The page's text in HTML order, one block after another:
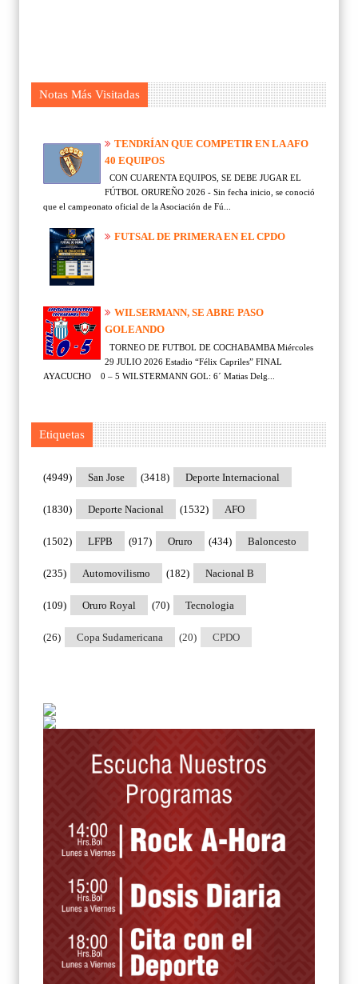
Notas Más Visitadas
TENDRÍAN QUE COMPETIR EN LA AFO
40 EQUIPOS
CON CUARENTA EQUIPOS, SE DEBE JUGAR EL
FÚTBOL ORUREÑO 2026 - Sin fecha inicio, se conoció
que el campeonato oficial de la Asociación de Fú...
FUTSAL DE PRIMERA EN EL CPDO
WILSERMANN, SE ABRE PASO
GOLEANDO
TORNEO DE FUTBOL DE COCHABAMBA Miércoles
29 JULIO 2026 Estadio “Félix Capriles” FINAL
AYACUCHO 0 – 5 WILSTERMANN GOL: 6´ Matias Delg...
Etiquetas
San Jose
(4949) Deporte Internacional
(3418)
Deporte Nacional
(1830) AFO
(1532)
LFPB
(1502) Oruro
(917) Baloncesto
(434)
Automovilismo
(235) Nacional B
(182)
Oruro Royal
(109) Tecnologia
(70)
Copa Sudamericana
(26) CPDO
(20)